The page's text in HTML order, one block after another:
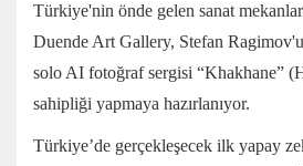
Türkiye'nin önde gelen sanat
Duende Art Gallery, Stefan
solo AI fotoğraf sergisi “Khakhane”
sahipliği yapmaya hazırlanıyor.
Türkiye’de gerçekleşecek ilk yapay